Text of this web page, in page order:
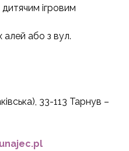
дитячим ігровим
алей або з вул.
33-113 Taрнув –